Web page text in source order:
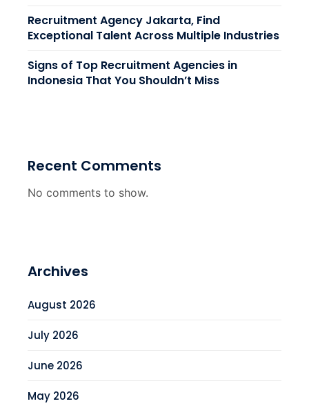
Recruitment Agency Jakarta, Find
Exceptional Talent Across Multiple Industries
Signs of Top Recruitment Agencies in
Indonesia That You Shouldn’t Miss
Recent Comments
No comments to show.
Archives
August 2026
July 2026
June 2026
May 2026